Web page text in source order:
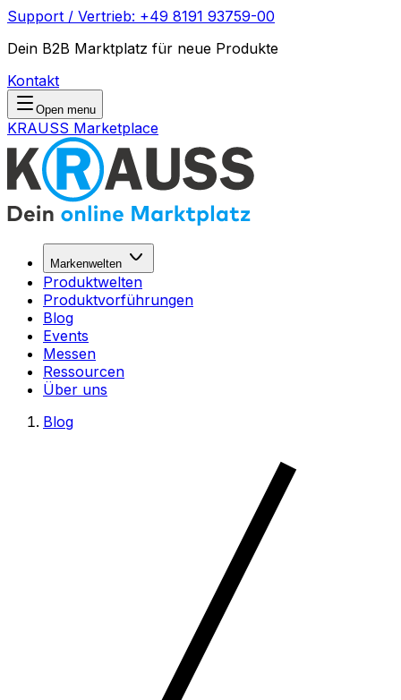
Support / Vertrieb: +49 8191 93759-00
Dein B2B Marktplatz für neue Produkte
Kontakt
Open menu
KRAUSS Marketplace
Markenwelten
Produktwelten
Produktvorführungen
Blog
Events
Messen
Ressourcen
Über uns
Blog